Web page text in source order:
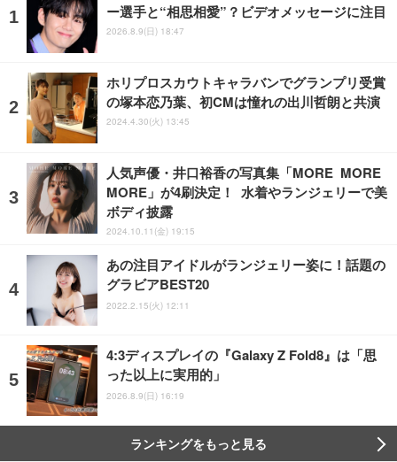
ー選手と“相思相愛”？ビデオメッセージに注目
2026.8.9(日) 18:47
ホリプロスカウトキャラバンでグランプリ受賞
の塚本恋乃葉、初CMは憧れの出川哲朗と共演
2024.4.30(火) 13:45
人気声優・井口裕香の写真集「MORE MORE
MORE」が4刷決定！ 水着やランジェリーで美
ボディ披露
2024.10.11(金) 19:15
あの注目アイドルがランジェリー姿に！話題の
グラビアBEST20
2022.2.15(火) 12:11
4:3ディスプレイの『Galaxy Z Fold8』は「思
った以上に実用的」
2026.8.9(日) 16:19
ランキングをもっと見る